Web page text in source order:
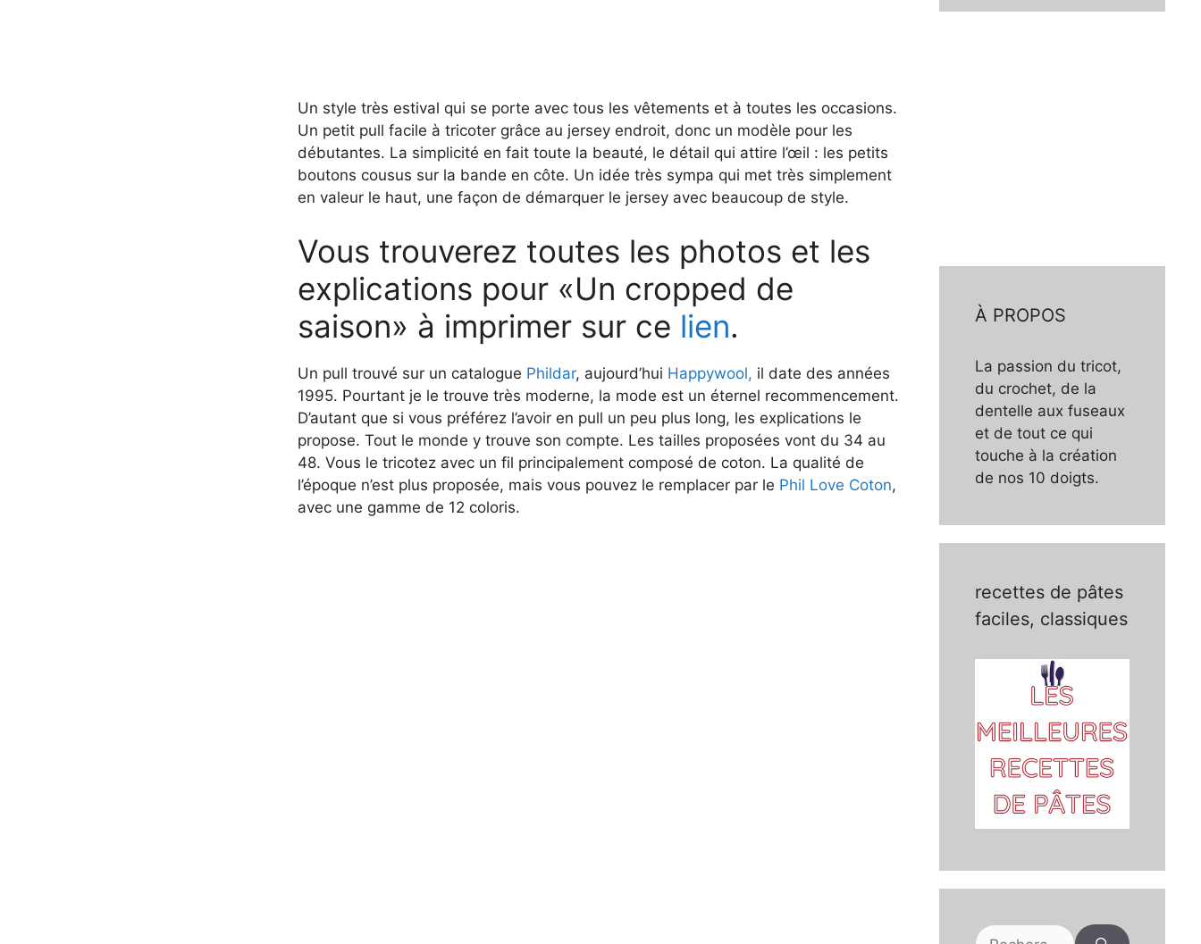
Un style très estival qui se porte avec tous les vêtements et à toutes les occasions.
Un petit pull facile à tricoter grâce au jersey endroit, donc un modèle pour les
débutantes. La simplicité en fait toute la beauté, le détail qui attire l’œil : les petits
boutons cousus sur la bande en côte. Un idée très sympa qui met très simplement
en valeur le haut, une façon de démarquer le jersey avec beaucoup de style.
Vous trouverez toutes les photos et les
explications pour «Un cropped de
saison» à imprimer sur ce lien.
Un pull trouvé sur un catalogue Phildar, aujourd’hui Happywool, il date des années
1995. Pourtant je le trouve très moderne, la mode est un éternel recommencement.
D’autant que si vous préférez l’avoir en pull un peu plus long, les explications le
propose. Tout le monde y trouve son compte. Les tailles proposées vont du 34 au
48. Vous le tricotez avec un fil principalement composé de coton. La qualité de
l’époque n’est plus proposée, mais vous pouvez le remplacer par le Phil Love Coton,
avec une gamme de 12 coloris.
À PROPOS
La passion du tricot,
du crochet, de la
dentelle aux fuseaux
et de tout ce qui
touche à la création
de nos 10 doigts.
recettes de pâtes
faciles, classiques
Rechercher :